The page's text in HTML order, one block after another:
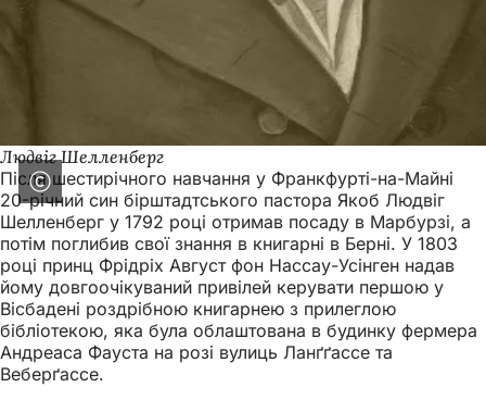
Людвіг Шелленберг
Після шестирічного навчання у Франкфурті-на-Майні
20-річний син бірштадтського пастора Якоб Людвіг
Шелленберг у 1792 році отримав посаду в Марбурзі, а
потім поглибив свої знання в книгарні в Берні. У 1803
році принц Фрідріх Август фон Нассау-Усінген надав
йому довгоочікуваний привілей керувати першою у
Вісбадені роздрібною книгарнею з прилеглою
бібліотекою, яка була облаштована в будинку фермера
Андреаса Фауста на розі вулиць Ланґґассе та
Веберґассе.